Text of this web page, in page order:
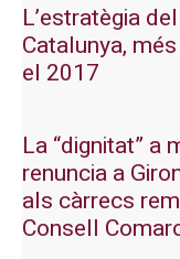
L’estratègia
Catalunya,
el 2017
La “dignitat” a
renuncia a
als càrrecs
Consell